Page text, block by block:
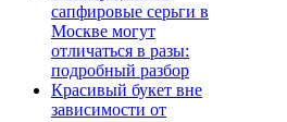
сапфировые серьги в
Москве могут
отличаться в разы:
подробный разбор
Красивый букет вне
зависимости от